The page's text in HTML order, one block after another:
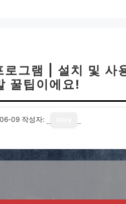
그램 | 설치 및 사
꿀팁이에요!
09 작성자: